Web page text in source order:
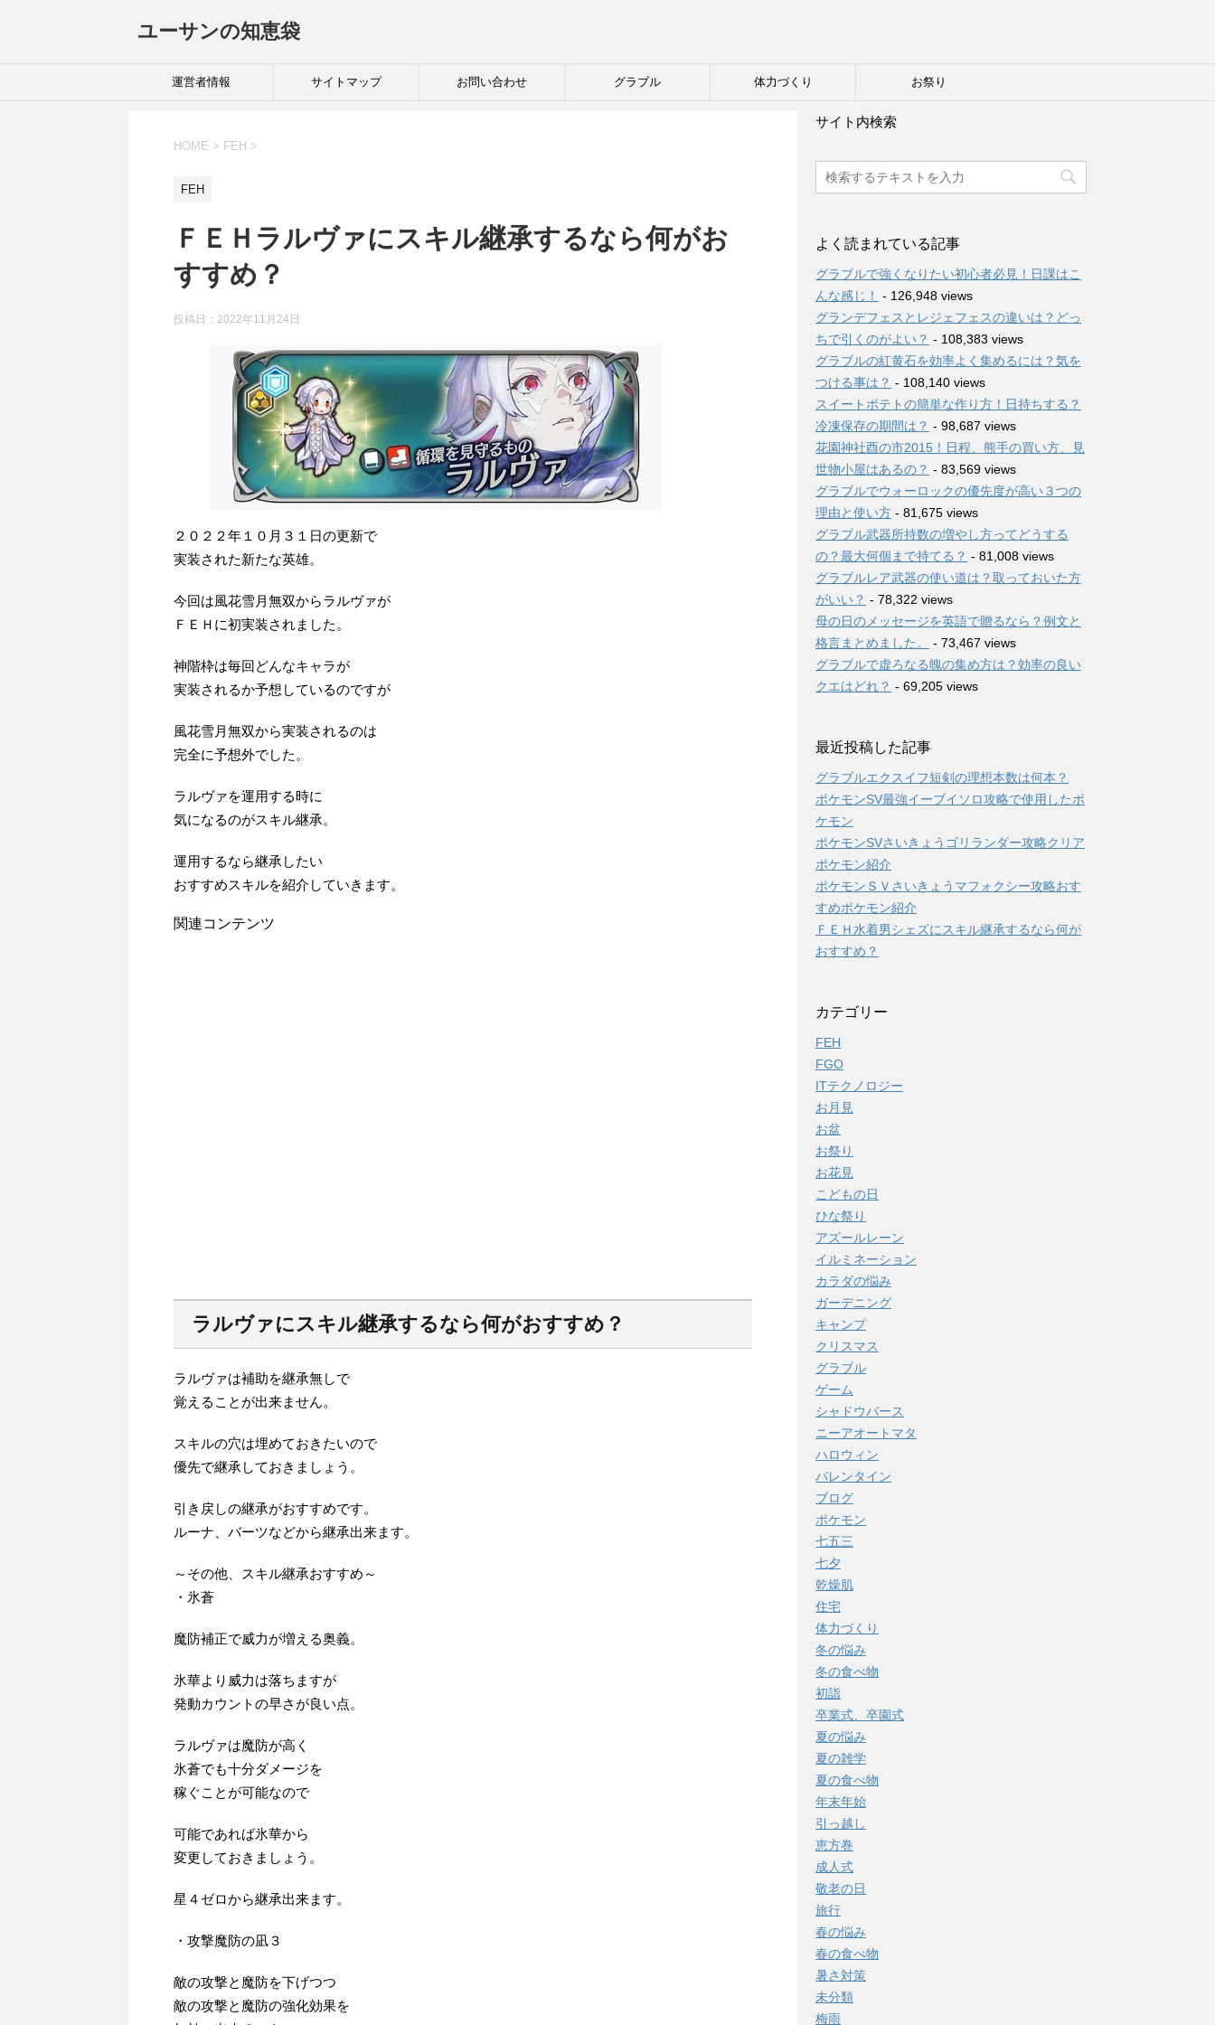
ユーサンの知恵袋
運営者情報 サイトマップ お問い合わせ グラブル 体力づくり お祭り
HOME > FEH >
FEH
ＦＥＨラルヴァにスキル継承するなら何がお
すすめ？
投稿日： 2022年11月24日
２０２２年１０月３１日の更新で
実装された新たな英雄。
今回は風花雪月無双からラルヴァが
ＦＥＨに初実装されました。
神階枠は毎回どんなキャラが
実装されるか予想しているのですが
風花雪月無双から実装されるのは
完全に予想外でした。
ラルヴァを運用する時に
気になるのがスキル継承。
運用するなら継承したい
おすすめスキルを紹介していきます。
関連コンテンツ
ラルヴァにスキル継承するなら何がおすすめ？
ラルヴァは補助を継承無しで
覚えることが出来ません。
スキルの穴は埋めておきたいので
優先で継承しておきましょう。
引き戻しの継承がおすすめです。
ルーナ、バーツなどから継承出来ます。
～その他、スキル継承おすすめ～
・氷蒼
魔防補正で威力が増える奥義。
氷華より威力は落ちますが
発動カウントの早さが良い点。
ラルヴァは魔防が高く
氷蒼でも十分ダメージを
稼ぐことが可能なので
可能であれば氷華から
変更しておきましょう。
星４ゼロから継承出来ます。
・攻撃魔防の凪３
敵の攻撃と魔防を下げつつ
敵の攻撃と魔防の強化効果を
サイト内検索
よく読まれている記事
グラブルで強くなりたい初心者必見！日課はこ
んな感じ！
- 126,948 views
グランデフェスとレジェフェスの違いは？どっ
ちで引くのがよい？ - 108,383 views
グラブルの紅黄石を効率よく集めるには？気を
つける事は？ - 108,140 views
スイートポテトの簡単な作り方！日持ちする？
冷凍保存の期間は？ - 98,687 views
花園神社酉の市2015！日程、熊手の買い方、見
世物小屋はあるの？ - 83,569 views
グラブルでウォーロックの優先度が高い３つの
理由と使い方 - 81,675 views
グラブル武器所持数の増やし方ってどうする
の？最大何個まで持てる？ - 81,008 views
グラブルレア武器の使い道は？取っておいた方
がいい？ - 78,322 views
母の日のメッセージを英語で贈るなら？例文と
格言まとめました。
- 73,467 views
グラブルで虚ろなる魄の集め方は？効率の良い
クエはどれ？ - 69,205 views
最近投稿した記事
グラブルエクスイフ短剣の理想本数は何本？
ポケモンSV最強イーブイソロ攻略で使用したポ
ケモン
ポケモンSVさいきょうゴリランダー攻略クリア
ポケモン紹介
ポケモンＳＶさいきょうマフォクシー攻略おす
すめポケモン紹介
ＦＥＨ水着男シェズにスキル継承するなら何が
おすすめ？
カテゴリー
FEH
FGO
ITテクノロジー
お月見
お盆
お祭り
お花見
こどもの日
ひな祭り
アズールレーン
イルミネーション
カラダの悩み
ガーデニング
キャンプ
クリスマス
グラブル
ゲーム
シャドウバース
ニーアオートマタ
ハロウィン
バレンタイン
ブログ
ポケモン
七五三
七夕
乾燥肌
住宅
体力づくり
冬の悩み
冬の食べ物
初詣
卒業式、卒園式
夏の悩み
夏の雑学
夏の食べ物
年末年始
引っ越し
恵方巻
成人式
敬老の日
旅行
春の悩み
春の食べ物
暑さ対策
未分類
梅雨